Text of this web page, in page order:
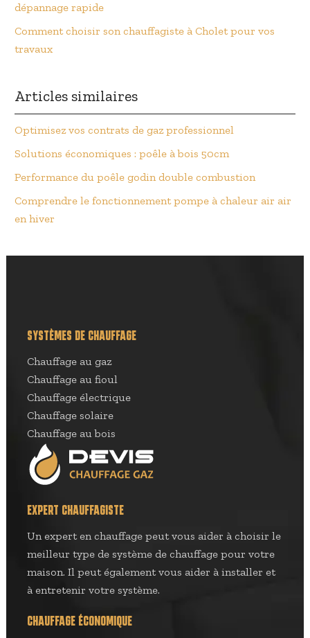
dépannage rapide
Comment choisir son chauffagiste à Cholet pour vos
travaux
Articles similaires
Optimisez vos contrats de gaz professionnel
Solutions économiques : poêle à bois 50cm
Performance du poêle godin double combustion
Comprendre le fonctionnement pompe à chaleur air air
en hiver
SYSTÈMES DE CHAUFFAGE
Chauffage au gaz
Chauffage au fioul
Chauffage électrique
Chauffage solaire
Chauffage au bois
EXPERT CHAUFFAGISTE
Un expert en chauffage peut vous aider à choisir le
meilleur type de système de chauffage pour votre
maison. Il peut également vous aider à installer et
à entretenir votre système.
CHAUFFAGE ÉCONOMIQUE